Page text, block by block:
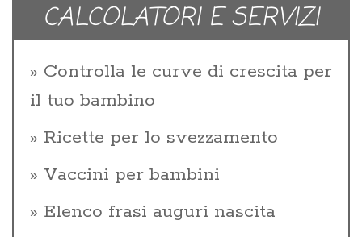
CALCOLATORI E SERVIZI
Controlla le curve di crescita per
il tuo bambino
Ricette per lo svezzamento
Vaccini per bambini
Elenco frasi auguri nascita